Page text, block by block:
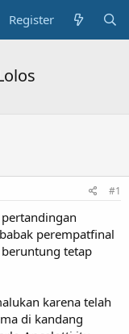
Register
#1
perempatfinal
beruntung tetap
karena telah
di kandang